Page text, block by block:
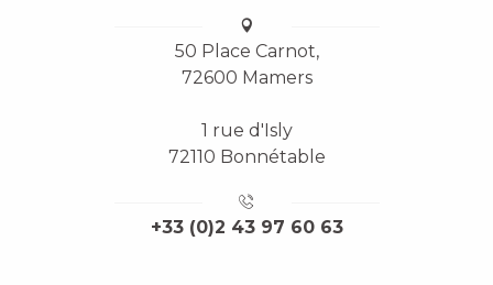
50 Place Carnot,
72600 Mamers
1 rue d'Isly
72110 Bonnétable
+33 (0)2 43 97 60 63